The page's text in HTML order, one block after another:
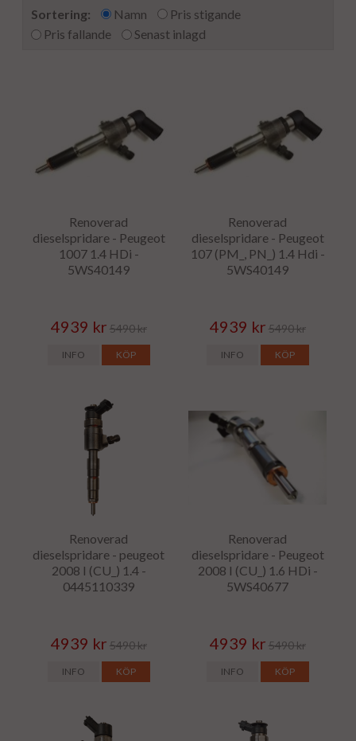
Sortering: Namn
Pris stigande
Pris fallande
Senast inlagd
Renoverad
dieselspridare - Peugeot
1007 1.4 HDi -
5WS40149
4939 kr 5490 kr
INFO KÖP
Renoverad
dieselspridare - Peugeot
107 (PM_, PN_) 1.4 Hdi -
5WS40149
4939 kr 5490 kr
INFO KÖP
Renoverad
dieselspridare - peugeot
2008 I (CU_) 1.4 -
0445110339
4939 kr 5490 kr
INFO KÖP
Renoverad
dieselspridare - Peugeot
2008 I (CU_) 1.6 HDi -
5WS40677
4939 kr 5490 kr
INFO KÖP